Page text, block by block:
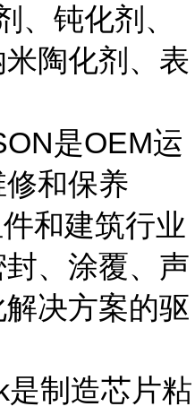
、钝化剂、
陶化剂、表
是OEM运
和保养
和建筑行业
、涂覆、声
决方案的驱
制造芯片粘